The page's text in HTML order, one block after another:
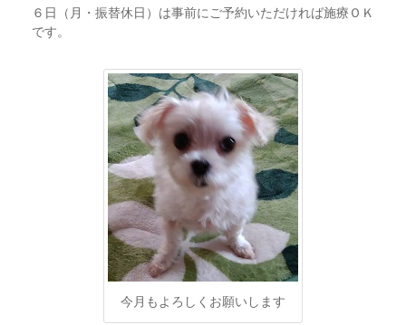
６日（月・振替休日）は事前にご予約いただければ施療ＯＫ
です。
今月もよろしくお願いします